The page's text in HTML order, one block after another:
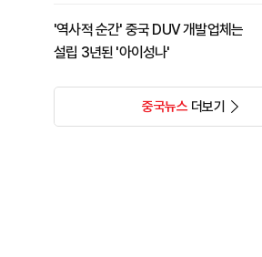
'역사적 순간' 중국 DUV 개발업체는
설립 3년된 '아이성나'
중국뉴스더보기